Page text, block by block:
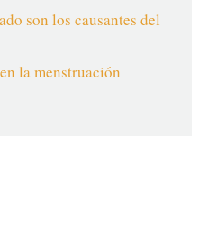
son los causantes del
la menstruación